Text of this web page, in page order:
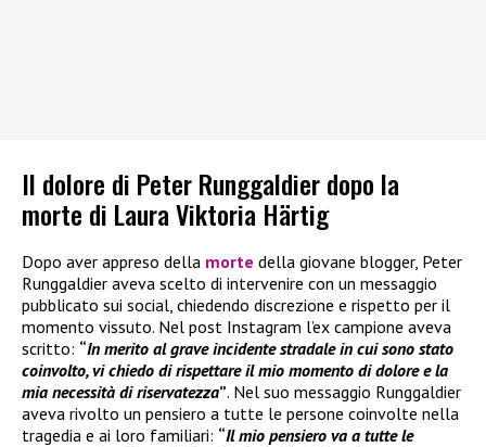
Il dolore di Peter Runggaldier dopo la
morte di Laura Viktoria Härtig
Dopo aver appreso della morte della giovane blogger, Peter
Runggaldier aveva scelto di intervenire con un messaggio
pubblicato sui social, chiedendo discrezione e rispetto per il
momento vissuto. Nel post Instagram l’ex campione aveva
scritto: “In merito al grave incidente stradale in cui sono stato
coinvolto, vi chiedo di rispettare il mio momento di dolore e la
mia necessità di riservatezza”. Nel suo messaggio Runggaldier
aveva rivolto un pensiero a tutte le persone coinvolte nella
tragedia e ai loro familiari: “Il mio pensiero va a tutte le